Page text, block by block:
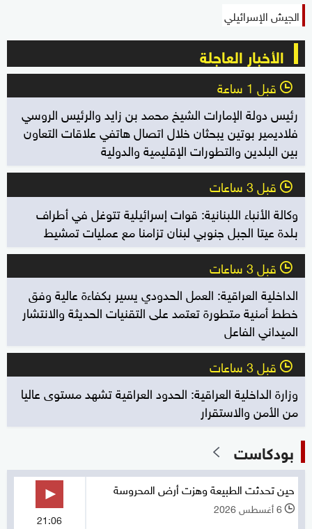
الجيش الإسرائيلي
الأخبار العاجلة
l قبل 1 ساعة
رئيس دولة الإمارات الشيخ محمد بن زايد والرئيس الروسي
فلاديمير بوتين يبحثان خلال اتصال هاتفي علاقات التعاون
بين البلدين والتطورات الإقليمية والدولية
l قبل 3 ساعات
وكالة الأنباء اللبنانية: قوات إسرائيلية تتوغل في أطراف
بلدة عيتا الجبل جنوبي لبنان تزامنا مع عمليات تمشيط
l قبل 3 ساعات
الداخلية العراقية: العمل الحدودي يسير بكفاءة عالية وفق
خطط أمنية متطورة تعتمد على التقنيات الحديثة والانتشار
الميداني الفاعل
l قبل 3 ساعات
وزارة الداخلية العراقية: الحدود العراقية تشهد مستوى عاليا
من الأمن والاستقرار
بودكاست
حين تحدثت الطبيعة وهزت أرض المحروسة
l 6 أغسطس 2026
21:06